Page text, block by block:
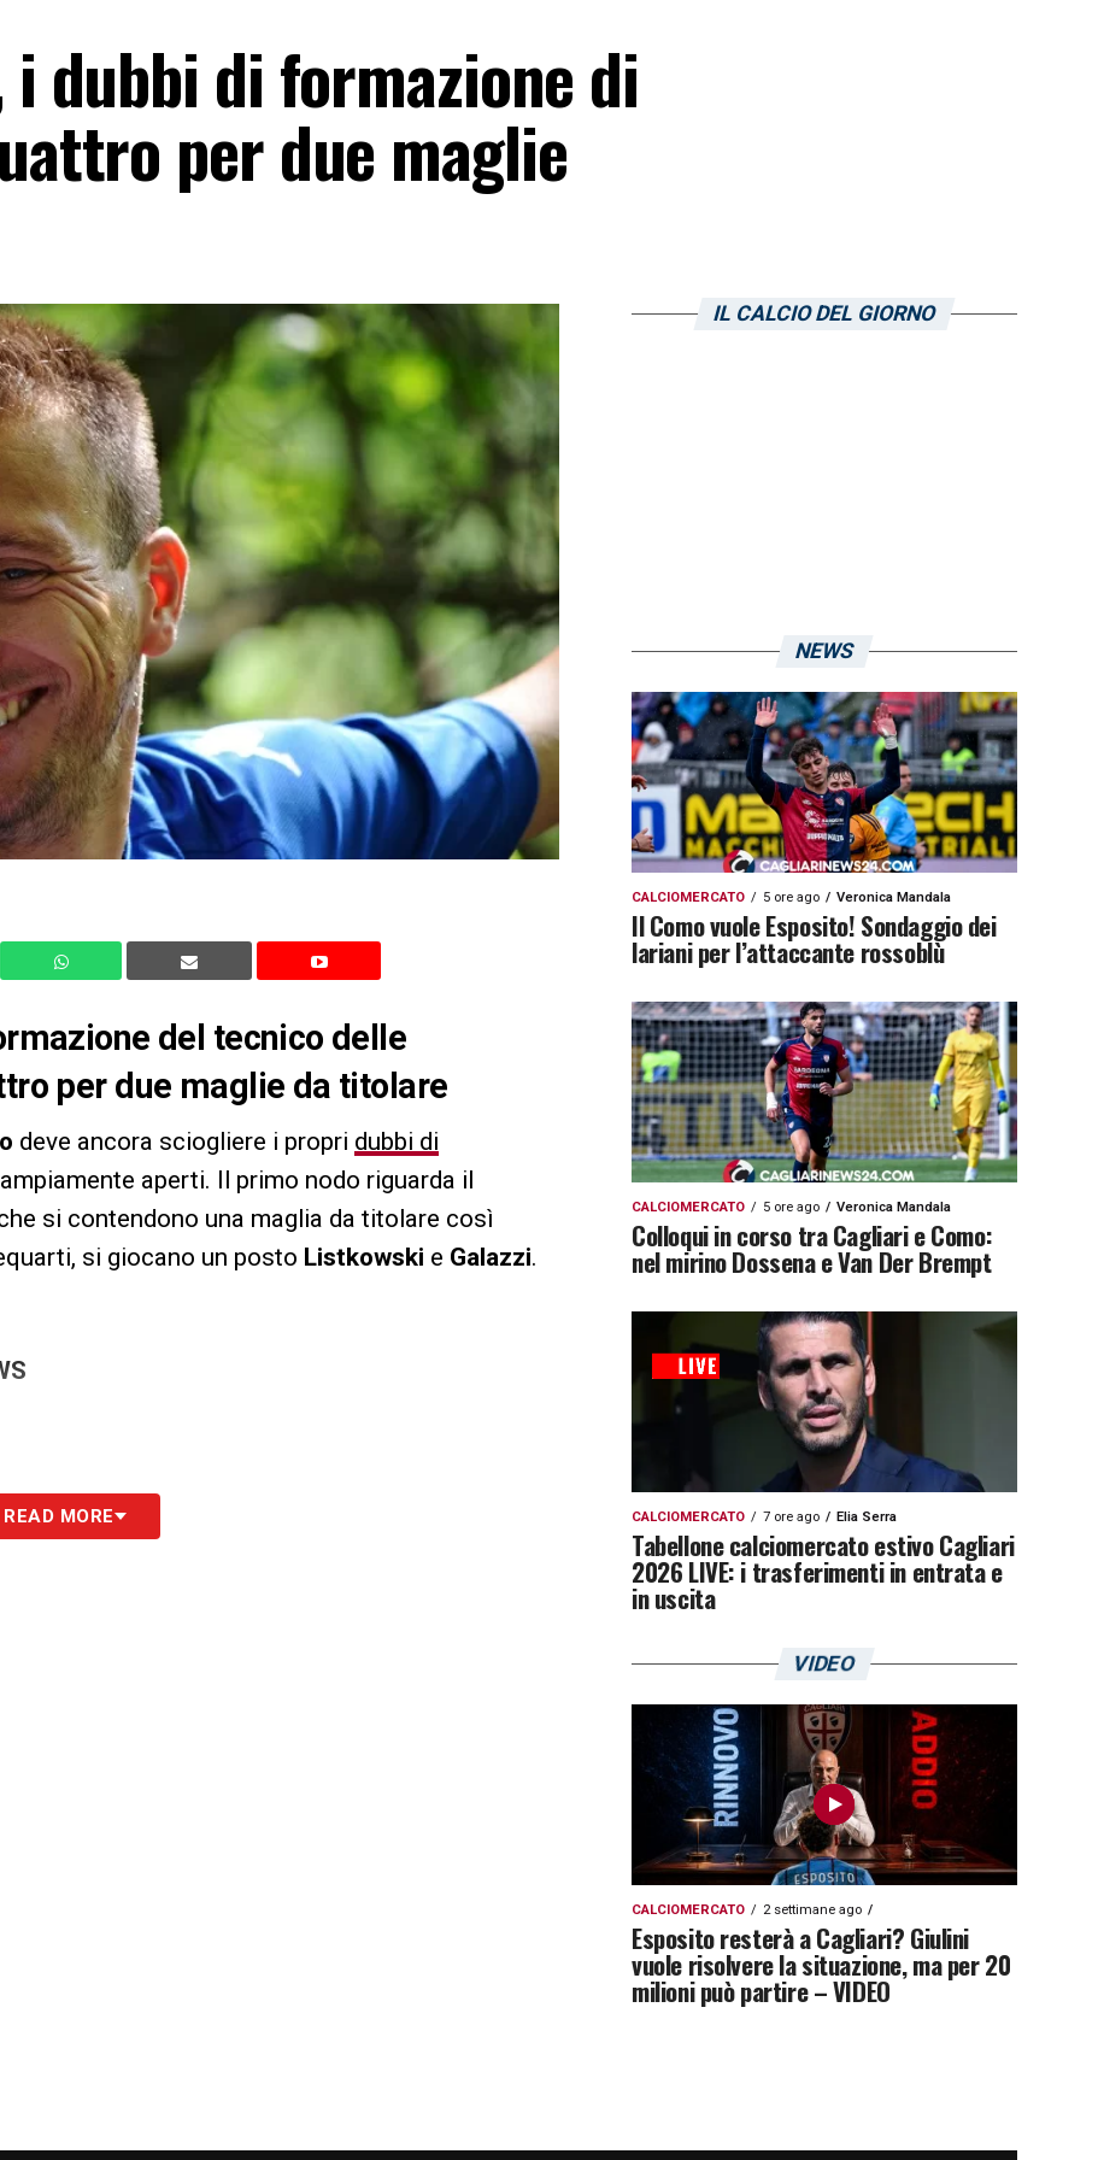
dubbi di formazione di
per due maglie
del tecnico delle
per due maglie da titolare
deve ancora sciogliere i propri dubbi di
aperti. Il primo nodo riguarda il
si contendono una maglia da titolare così
si giocano un posto Listkowski e Galazzi.
READ MORE
IL CALCIO DEL GIORNO
NEWS
CALCIOMERCATO 5 ore ago Veronica Mandala
Il Como vuole Esposito! Sondaggio dei
lariani per l’attaccante rossoblù
CALCIOMERCATO 5 ore ago Veronica Mandala
Colloqui in corso tra Cagliari e Como:
nel mirino Dossena e Van Der Brempt
CALCIOMERCATO 7 ore ago Elia Serra
Tabellone calciomercato estivo Cagliari
2026 LIVE: i trasferimenti in entrata e
in uscita
VIDEO
CALCIOMERCATO 2 settimane ago
Esposito resterà a Cagliari? Giulini
vuole risolvere la situazione, ma per 20
milioni può partire – VIDEO